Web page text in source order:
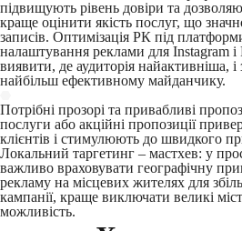
підвищують рівень довіри та
краще оцінити якість послуг, що
записів. Оптимізація РК під
налаштування реклами для Instagram і
виявити, де аудиторія найактивніша,
найбільш ефективному майданчику.
Потрібні прозорі та привабливі
послуги або акційні пропозиції
клієнтів і стимулюють до швидкого
Локальний таргетинг – мастхев: у
важливо враховувати географічну
рекламу на місцевих жителях для
кампанії, краще виключати великі
можливість.